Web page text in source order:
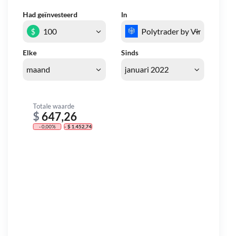
Had geïnvesteerd In
Elke Sinds
$
Totale waarde
$ 647,26
- 0,00% - $ 1.452,74